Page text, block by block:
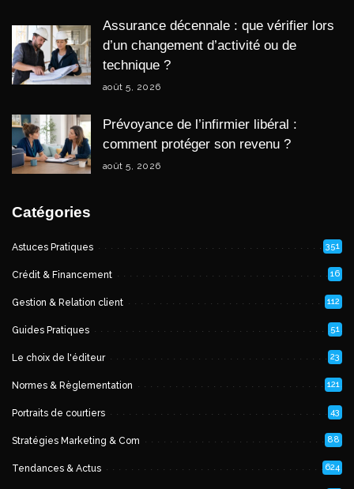
Assurance décennale : que vérifier lors
d’un changement d’activité ou de
technique ?
août 5, 2026
Prévoyance de l’infirmier libéral :
comment protéger son revenu ?
août 5, 2026
Catégories
Astuces Pratiques 351
Crédit & Financement 16
Gestion & Relation client 112
Guides Pratiques 51
Le choix de l'éditeur 23
Normes & Règlementation 121
Portraits de courtiers 43
Stratégies Marketing & Com 88
Tendances & Actus 624